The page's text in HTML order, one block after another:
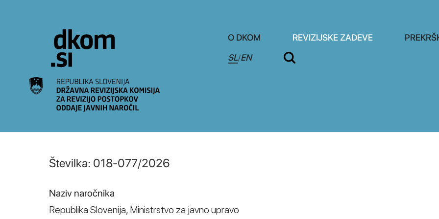
O DKOM REVIZIJSKE ZADEVE
SL/EN
Številka: 018-077/2026
Naziv naročnika
Republika Slovenija, Ministrstvo za javno upravo